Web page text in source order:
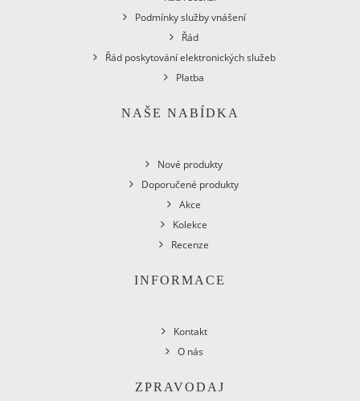
Podmínky služby vnášení
Řád
Řád poskytování elektronických služeb
Platba
NAŠE NABÍDKA
Nové produkty
Doporučené produkty
Akce
Kolekce
Recenze
INFORMACE
Kontakt
O nás
ZPRAVODAJ